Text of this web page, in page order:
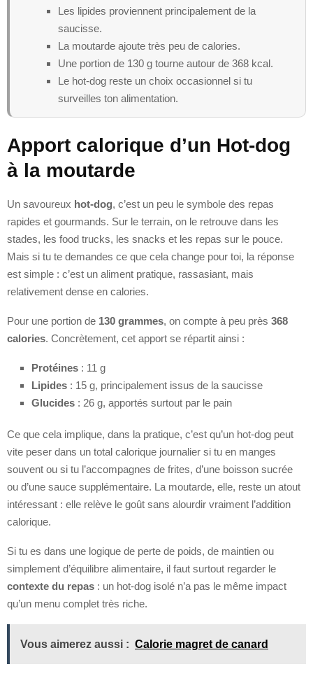
Les lipides proviennent principalement de la
saucisse.
La moutarde ajoute très peu de calories.
Une portion de 130 g tourne autour de 368 kcal.
Le hot-dog reste un choix occasionnel si tu
surveilles ton alimentation.
Apport calorique d’un Hot-dog
à la moutarde
Un savoureux hot-dog, c’est un peu le symbole des repas
rapides et gourmands. Sur le terrain, on le retrouve dans les
stades, les food trucks, les snacks et les repas sur le pouce.
Mais si tu te demandes ce que cela change pour toi, la réponse
est simple : c’est un aliment pratique, rassasiant, mais
relativement dense en calories.
Pour une portion de 130 grammes, on compte à peu près 368
calories. Concrètement, cet apport se répartit ainsi :
Protéines : 11 g
Lipides : 15 g, principalement issus de la saucisse
Glucides : 26 g, apportés surtout par le pain
Ce que cela implique, dans la pratique, c’est qu’un hot-dog peut
vite peser dans un total calorique journalier si tu en manges
souvent ou si tu l’accompagnes de frites, d’une boisson sucrée
ou d’une sauce supplémentaire. La moutarde, elle, reste un atout
intéressant : elle relève le goût sans alourdir vraiment l’addition
calorique.
Si tu es dans une logique de perte de poids, de maintien ou
simplement d’équilibre alimentaire, il faut surtout regarder le
contexte du repas : un hot-dog isolé n’a pas le même impact
qu’un menu complet très riche.
Vous aimerez aussi : Calorie magret de canard